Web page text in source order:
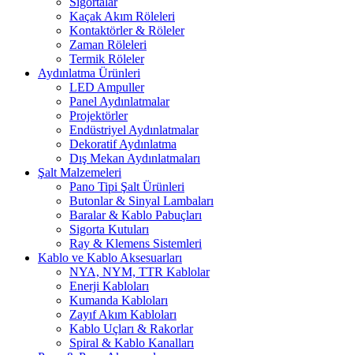
Kaçak Akım Röleleri
Kontaktörler & Röleler
Zaman Röleleri
Termik Röleler
Aydınlatma Ürünleri
LED Ampuller
Panel Aydınlatmalar
Projektörler
Endüstriyel Aydınlatmalar
Dekoratif Aydınlatma
Dış Mekan Aydınlatmaları
Şalt Malzemeleri
Pano Tipi Şalt Ürünleri
Butonlar & Sinyal Lambaları
Baralar & Kablo Pabuçları
Sigorta Kutuları
Ray & Klemens Sistemleri
Kablo ve Kablo Aksesuarları
NYA, NYM, TTR Kablolar
Enerji Kabloları
Kumanda Kabloları
Zayıf Akım Kabloları
Kablo Uçları & Rakorlar
Spiral & Kablo Kanalları